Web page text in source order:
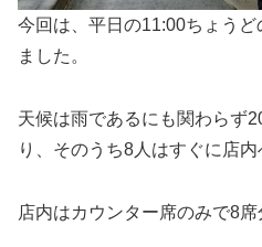
今回は、平日の11:00ちょう
ました。
天候は雨であるにも関わらず
り、そのうち8人はすぐに店内
店内はカウンター席のみで8席